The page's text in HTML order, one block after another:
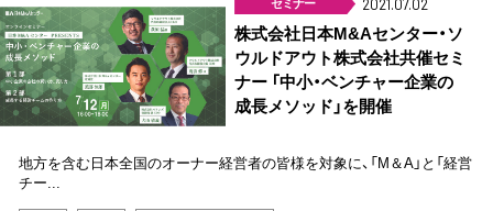
2021.07.02
株式会社日本M&Aセンター・ソ
ウルドアウト株式会社共催セミ
ナー 「中小・ベンチャー企業の
成長メソッド」を開催
地方を含む日本全国のオーナー経営者の皆様を対象に、「M＆A」と「経営
チー...